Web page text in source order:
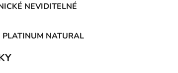
NEVIDITELNÉ
PLATINUM NATURAL